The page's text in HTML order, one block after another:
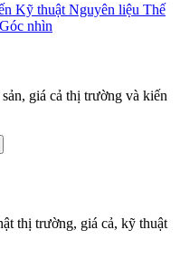
Kỹ thuật Nguyên liệu Thế
Góc nhìn
giá cả thị trường và kiến
thị trường, giá cả, kỹ thuật